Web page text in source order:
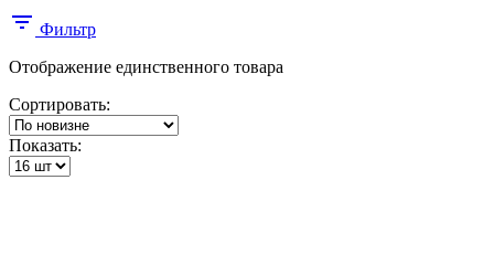
Фильтр
Отображение единственного товара
Сортировать:
Показать: